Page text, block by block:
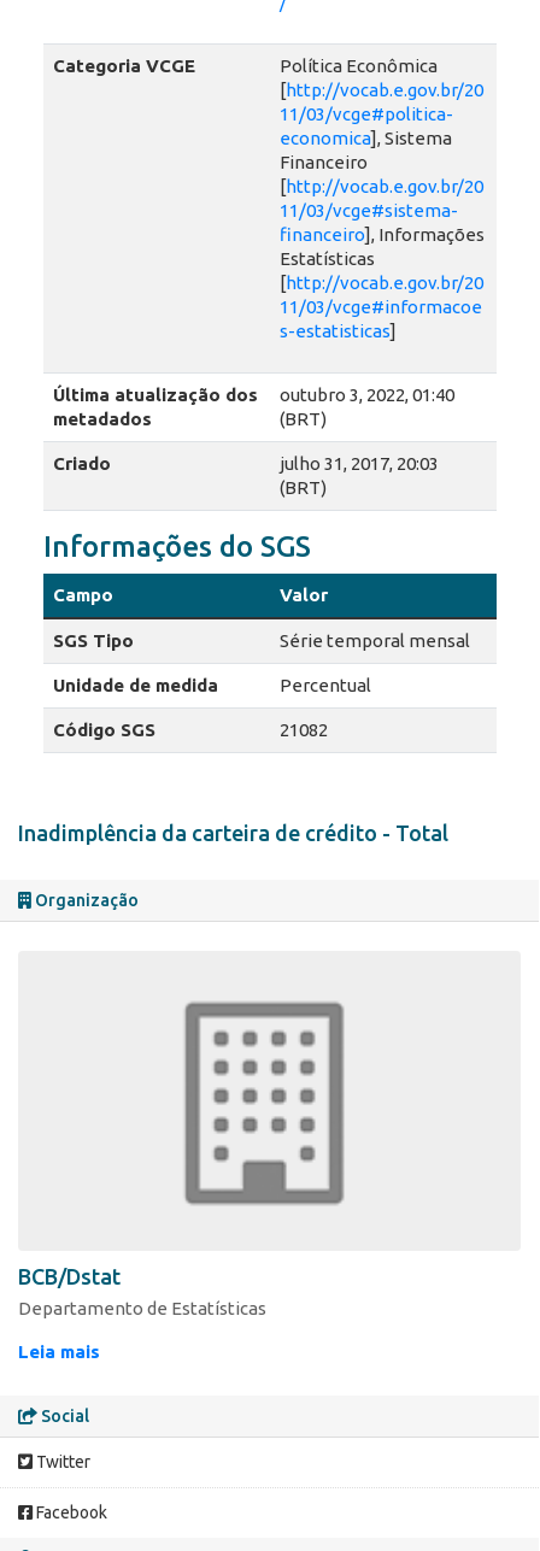
Inadimplência da carteira de crédito - Total
Organização
BCB/Dstat
Departamento de Estatísticas
Leia mais
Social
Twitter
Facebook
Categoria VCGE
Política Econômica
[http://vocab.e.gov.br/20
11/03/vcge#politica-
economica], Sistema
Financeiro
[http://vocab.e.gov.br/20
11/03/vcge#sistema-
financeiro], Informações
Estatísticas
[http://vocab.e.gov.br/20
11/03/vcge#informacoe
s-estatisticas]
Última atualização dos
metadados
outubro 3, 2022, 01:40
(BRT)
Criado
julho 31, 2017, 20:03
(BRT)
Informações do SGS
Campo Valor
SGS Tipo Série temporal mensal
Unidade de medida Percentual
Código SGS 21082